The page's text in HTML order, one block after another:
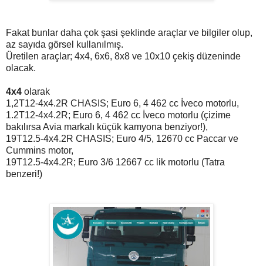
Fakat bunlar daha çok şasi şeklinde araçlar ve bilgiler olup,
az sayıda görsel kullanılmış.
Üretilen araçlar; 4x4, 6x6, 8x8 ve 10x10 çekiş düzeninde
olacak.
4x4 olarak
1,2T12-4x4.2R CHASIS; Euro 6, 4 462 cc İveco motorlu,
1.2T12-4x4.2R; Euro 6, 4 462 cc İveco motorlu (çizime
bakılırsa Avia markalı küçük kamyona benziyor!),
19T12.5-4x4.2R CHASIS; Euro 4/5, 12670 cc Paccar ve
Cummins motor,
19T12.5-4x4.2R; Euro 3/6 12667 cc lik motorlu (Tatra
benzeri!)